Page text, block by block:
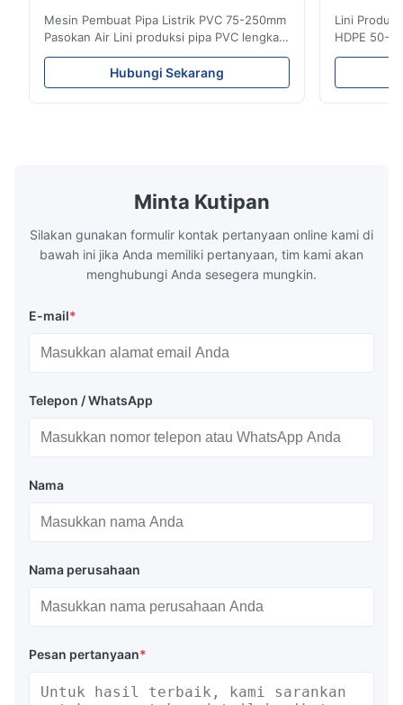
Mesin Pembuat Pipa Listrik PVC 75-250mm
Pasokan Air Lini produksi pipa PVC lengkap
ini memproduksi pipa PVC/UPVC
berkualitas tinggi dengan diameter mulai
dari 16mm hingga 800mm. Sistem ini
Hubungi Sekarang
Lini
HDPE 50-
HDPE
sistem
Minta Kutipan
Silakan gunakan formulir kontak pertanyaan online kami di
bawah ini jika Anda memiliki pertanyaan, tim kami akan
menghubungi Anda sesegera mungkin.
E-mail*
Telepon / WhatsApp
Nama
Nama perusahaan
Pesan pertanyaan*